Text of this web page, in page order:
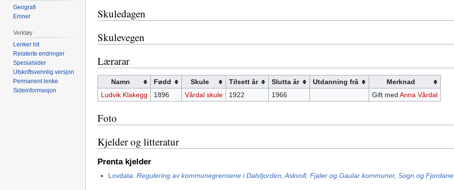
Skuledagen
Skulevegen
Lærarar
Namn Fødd Skule Tilsett år Slutta år Utdanning frå
Merknad
Ludvik Klakegg
1896 Vårdal skule 1922 1966 Gift med Anna Vårdal
Foto
Kjelder og litteratur
Prenta kjelder
Lovdata:Regulering av kommunegrensene i Dalsfjorden, Askvoll, Fjaler og Gaular kommuner, Sogn og Fjordane
Geografi
Emner
Verktøy
Lenker hit
Relaterte endringer
Spesialsider
Utskriftsvennlig versjon
Permanent lenke
Sideinformasjon